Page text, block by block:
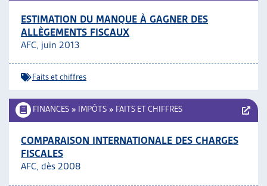
ESTIMATION DU MANQUE À GAGNER DES
ALLÈGEMENTS FISCAUX
AFC, juin 2013
Faits et chiffres
FINANCES » IMPÔTS » FAITS ET CHIFFRES
COMPARAISON INTERNATIONALE DES CHARGES
FISCALES
AFC, dès 2008